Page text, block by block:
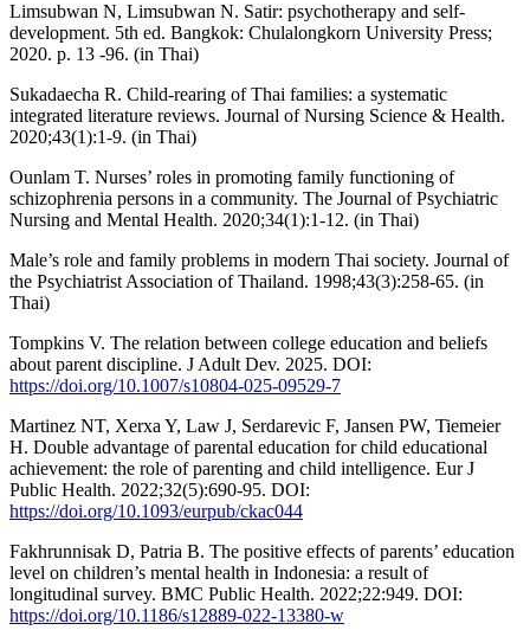
Limsubwan N, Limsubwan N. Satir: psychotherapy and self-
development. 5th ed. Bangkok: Chulalongkorn University Press;
2020. p. 13 -96. (in Thai)
Sukadaecha R. Child-rearing of Thai families: a systematic
integrated literature reviews. Journal of Nursing Science & Health.
2020;43(1):1-9. (in Thai)
Ounlam T. Nurses’ roles in promoting family functioning of
schizophrenia persons in a community. The Journal of Psychiatric
Nursing and Mental Health. 2020;34(1):1-12. (in Thai)
Male’s role and family problems in modern Thai society. Journal of
the Psychiatrist Association of Thailand. 1998;43(3):258-65. (in
Thai)
Tompkins V. The relation between college education and beliefs
about parent discipline. J Adult Dev. 2025. DOI:
https://doi.org/10.1007/s10804-025-09529-7
Martinez NT, Xerxa Y, Law J, Serdarevic F, Jansen PW, Tiemeier
H. Double advantage of parental education for child educational
achievement: the role of parenting and child intelligence. Eur J
Public Health. 2022;32(5):690-95. DOI:
https://doi.org/10.1093/eurpub/ckac044
Fakhrunnisak D, Patria B. The positive effects of parents’ education
level on children’s mental health in Indonesia: a result of
longitudinal survey. BMC Public Health. 2022;22:949. DOI:
https://doi.org/10.1186/s12889-022-13380-w